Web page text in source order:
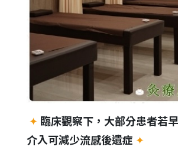
✦ 臨床觀察下，大部分患者若
介入可減少流感後遺症 ✦